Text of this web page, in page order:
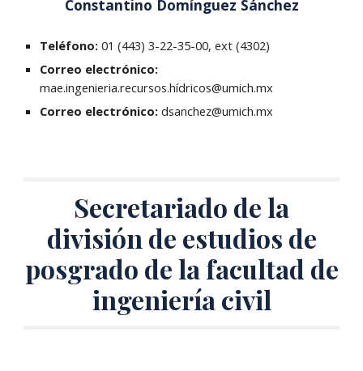
Constantino Domínguez Sánchez
Teléfono: 01 (443) 3-22-35-00, ext (4302)
Correo electrónico:
mae.ingenieria.recursos.hídricos@umich.mx
Correo electrónico:dsanchez@umich.mx
Secretariado de la
división de estudios de
posgrado de la facultad de
ingeniería civil